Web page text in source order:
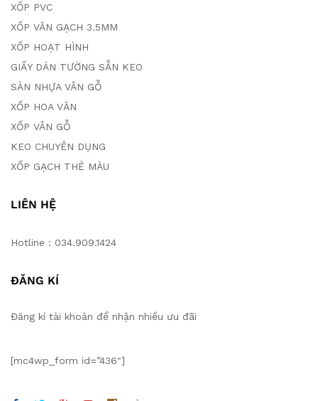
XỐP PVC
XỐP VÂN GẠCH 3.5MM
XỐP HOẠT HÌNH
GIẤY DÁN TƯỜNG SẴN KEO
SÀN NHỰA VÂN GỖ
XỐP HOA VĂN
XỐP VÂN GỖ
KEO CHUYÊN DỤNG
XỐP GẠCH THẺ MÀU
LIÊN HỆ
Hotline : 034.909.1424
ĐĂNG KÍ
Đăng kí tài khoản để nhận nhiều ưu đãi
[mc4wp_form id=”436″]